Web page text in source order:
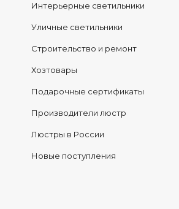
Интерьерные светильники
Уличные светильники
Строительство и ремонт
Хозтовары
Подарочные сертификаты
Производители люстр
Люстры в России
Новые поступления